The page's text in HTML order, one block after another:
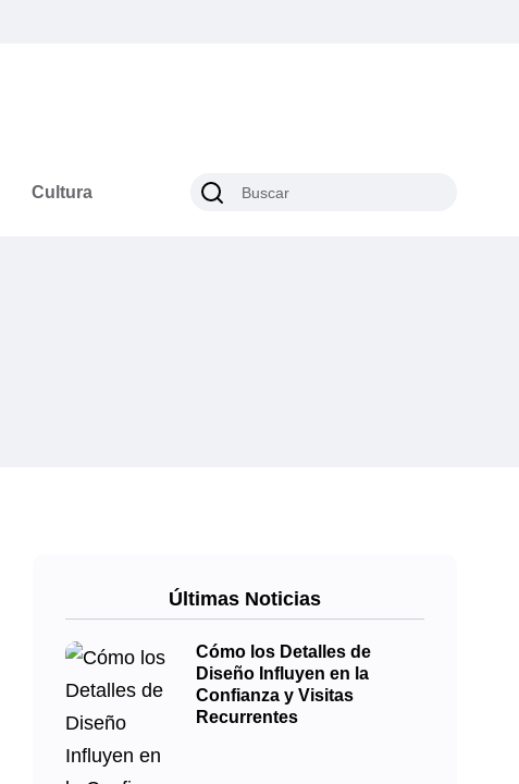
Cultura
Últimas Noticias
Cómo los Detalles de
Diseño Influyen en la
Confianza y Visitas
Recurrentes